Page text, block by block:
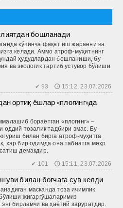
бошланади
кўпинча фақат иш жараёни ва
келади. Аммо атроф-муҳитнинг
ҳудудлардан бошланиши, бу
ва экологик тартиб устувор бўлиши
✔ 93 🕔 15:12, 23.07.2026
ортиқ ёшлар «плогинг»да
бораётган «плогинг» –
оддий тозалик тадбири эмас. Бу
билан бирга атроф-муҳитга
ҳар бир одимда она табиатга меҳр
демакдир.
✔ 101 🕔 15:11, 23.07.2026
билан боғчага сув келди
мас­канда тоза ичимлик
бўлиши жигаргўшаларимиз
бирламчи ва ҳаётий заруратдир.